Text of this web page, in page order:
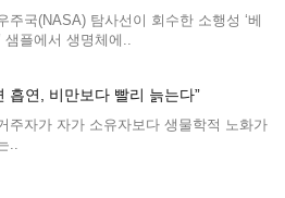
주국(NASA) 탐사선이 회수한 소행성 ‘베
샘플에서 생명체에..
흡연, 비만보다 빨리 늙는다”
주자가 자가 소유자보다 생물학적 노화가
..